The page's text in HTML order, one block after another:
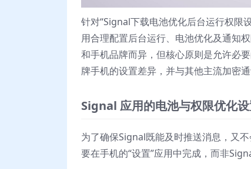
针对“Signal下载电池优化后台运行权限
用合理配置后台运行、电池优化及通知
和手机品牌而异，但核心原则是允许必
牌手机的设置差异，并与其他主流加密通
Signal 应用的电池与权限优化
为了确保Signal既能及时推送消息，又
要在手机的“设置”应用中完成，而非